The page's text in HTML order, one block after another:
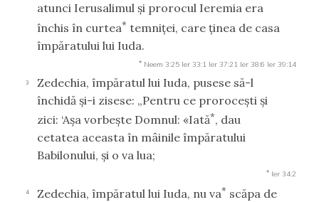
atunci Ierusalimul şi prorocul Ieremia era
închis în curtea* temniţei, care ţinea de casa
împăratului lui Iuda.
* Neem 3:25 Ier 33:1 Ier 37:21 Ier 38:6 Ier 39:14
3
Zedechia, împăratul lui Iuda, pusese să-l
închidă şi-i zisese: „Pentru ce proroceşti şi
zici: ‘Aşa vorbeşte Domnul: «Iată*, dau
cetatea aceasta în mâinile împăratului
Babilonului, şi o va lua;
* Ier 34:2
4 Zedechia, împăratul lui Iuda, nu va* scăpa de